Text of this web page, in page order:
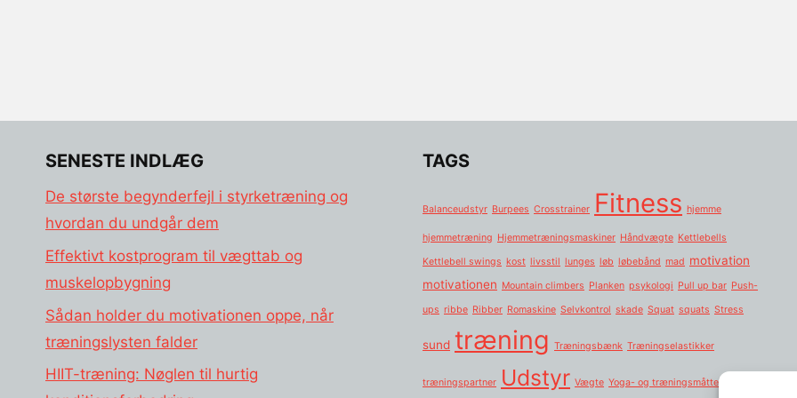
SENESTE INDLÆG
De største begynderfejl i styrketræning og
hvordan du undgår dem
Effektivt kostprogram til vægttab og
muskelopbygning
Sådan holder du motivationen oppe, når
træningslysten falder
HIIT-træning: Nøglen til hurtig
TAGS
Balanceudstyr Burpees Crosstrainer Fitness hjemme
hjemmetræning Hjemmetræningsmaskiner Håndvægte Kettlebells
Kettlebell swings kost livsstil lunges løb løbebånd mad motivation
motivationen Mountain climbers Planken psykologi Pull up bar Push-
ups ribbe Ribber Romaskine Selvkontrol skade Squat squats Stress
sund træning Træningsbænk Træningselastikker
træningspartner Udstyr Vægte Yoga- og træningsmåtter: